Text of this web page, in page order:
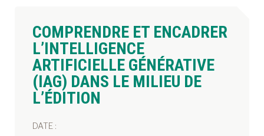
COMPRENDRE ET ENCADRER
L’INTELLIGENCE
ARTIFICIELLE GÉNÉRATIVE
(IAG) DANS LE MILIEU DE
L’ÉDITION
DATE :